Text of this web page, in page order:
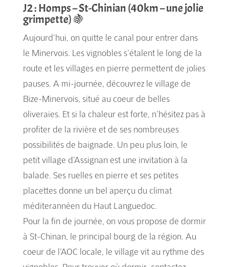
J2 : Homps – St-Chinian (40km – une jolie
grimpette) 🍇
Aujourd’hui, on quitte le canal pour entrer dans
le Minervois. Les vignobles s’étalent le long de la
route et les villages en pierre permettent de jolies
pauses. A mi-journée, découvrez le village de
Bize-Minervois, situé au coeur de belles
oliveraies. Et si la chaleur est forte, n’hésitez pas à
profiter de la rivière et de ses nombreuses
possibilités de baignade. Un peu plus loin, le
petit village d’Assignan est une invitation à la
balade. Ses ruelles en pierre et ses petites
placettes donne un bel aperçu du climat
méditerannéen du Haut Languedoc.
Pour la fin de journée, on vous propose de dormir
à St-Chinan, le principal bourg de la région. Au
coeur de l’AOC locale, le village vit au rythme des